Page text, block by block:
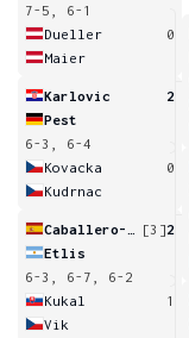
7-5, 6-1
Dueller
0
Maier
Karlovic
2
Pest
6-3, 6-4
Kovacka
0
Kudrnac
[3]2
Etlis
6-3, 6-7, 6-2
Kukal
1
Vik